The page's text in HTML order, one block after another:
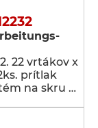
22 vrtákov x
prítlak
na skru …